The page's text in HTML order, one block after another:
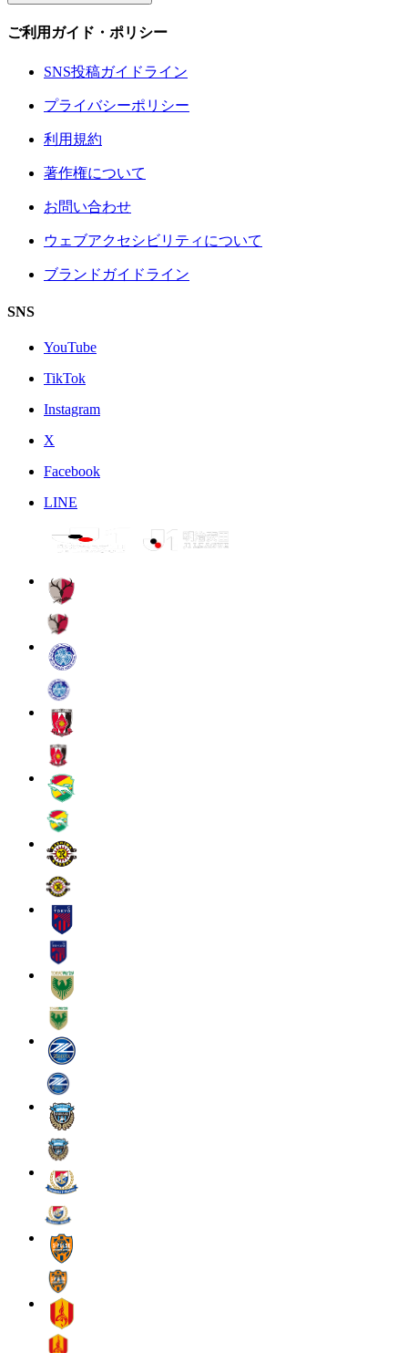
ご利用ガイド・ポリシー
SNS投稿ガイドライン
プライバシーポリシー
利用規約
著作権について
お問い合わせ
ウェブアクセシビリティについて
ブランドガイドライン
SNS
YouTube
TikTok
Instagram
X
Facebook
LINE